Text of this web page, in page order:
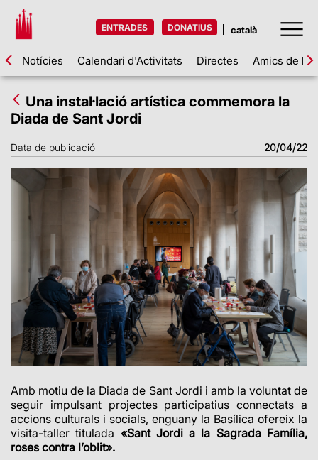
ENTRADES DONATIUS
Notícies Calendari d'Activitats Directes Amics de la
Una instal·lació artística commemora la
Diada de Sant Jordi
Data de publicació 20/04/22
Amb motiu de la Diada de Sant Jordi i amb la voluntat de
seguir impulsant projectes participatius connectats a
accions culturals i socials, enguany la Basílica ofereix la
visita-taller titulada «Sant Jordi a la Sagrada Família,
roses contra l’oblit».